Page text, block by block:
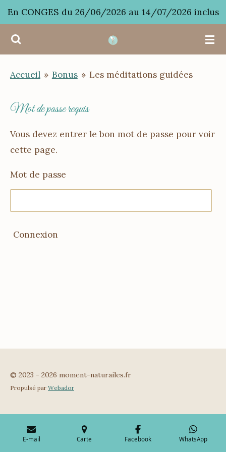
Passer
contenu
En CONGES du 26/06/2026 au 14/07/2026 inclus
Accueil » Bonus » Les méditations guidées
Mot de passe requis
Vous devez entrer le bon mot de passe pour voir
cette page.
Mot de passe
Connexion
© 2023 - 2026 moment-naturailes.fr
Propulsé par Webador
E-mail Carte Facebook WhatsApp